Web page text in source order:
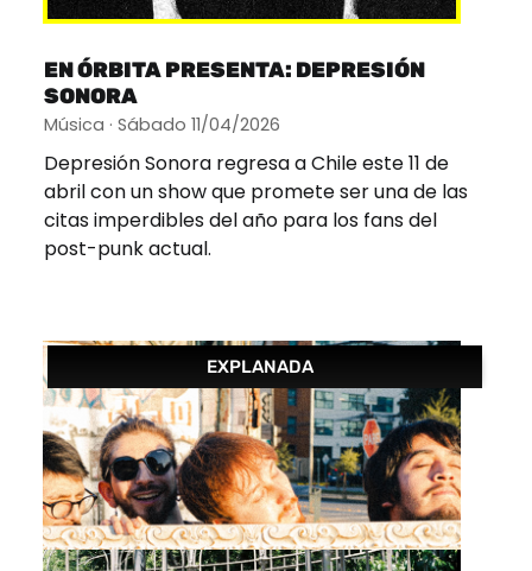
EN ÓRBITA PRESENTA: DEPRESIÓN
SONORA
Música · Sábado 11/04/2026
Depresión Sonora regresa a Chile este 11 de
abril con un show que promete ser una de las
citas imperdibles del año para los fans del
post-punk actual.
EXPLANADA